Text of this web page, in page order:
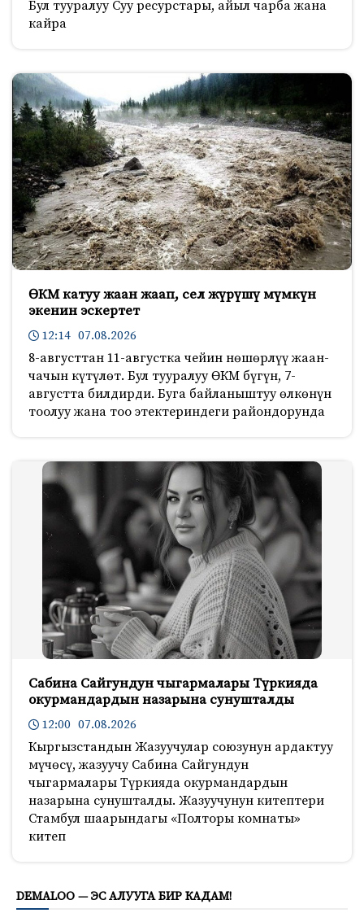
Бул тууралуу Суу ресурстары, айыл чарба жана
кайра
ӨКМ катуу жаан жаап, сел жүрүшү мүмкүн
экенин эскертет
12:14 07.08.2026
8-августтан 11-августка чейин нөшөрлүү жаан-
чачын күтүлөт. Бул тууралуу ӨКМ бүгүн, 7-
августта билдирди. Буга байланыштуу өлкөнүн
тоолуу жана тоо этектериндеги райондорунда
Сабина Сайгундун чыгармалары Түркияда
окурмандардын назарына сунушталды
12:00 07.08.2026
Кыргызстандын Жазуучулар союзунун ардактуу
мүчөсү, жазуучу Сабина Сайгундун
чыгармалары Түркияда окурмандардын
назарына сунушталды. Жазуучунун китептери
Стамбул шаарындагы «Полторы комнаты»
китеп
DEMALOO — ЭС АЛУУГА БИР КАДАМ!